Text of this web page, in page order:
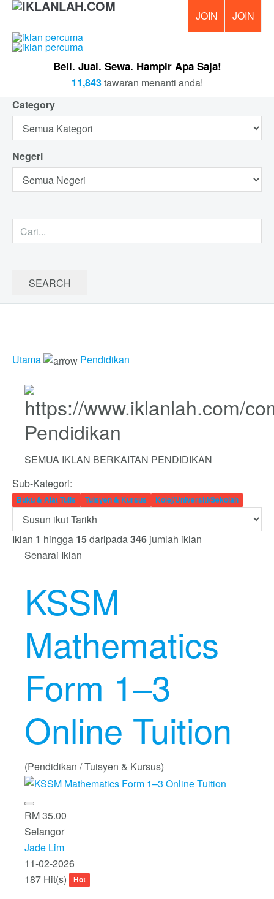
Beli. Jual. Sewa. Hampir Apa Saja!
11,843tawaran menanti anda!
Category
Negeri
Utama Pendidikan
Pendidikan
SEMUA IKLAN BERKAITAN PENDIDIKAN
Sub-Kategori:
Buku & Alat Tulis Tuisyen & Kursus Kolej/Universiti/Sekolah
Iklan 1 hingga 15daripada346 jumlah iklan
Senarai Iklan
KSSM
Mathematics
Form 1–3
Online Tuition
(Pendidikan / Tuisyen & Kursus)
RM 35.00
Selangor
Jade Lim
11-02-2026
187 Hit(s)
Hot